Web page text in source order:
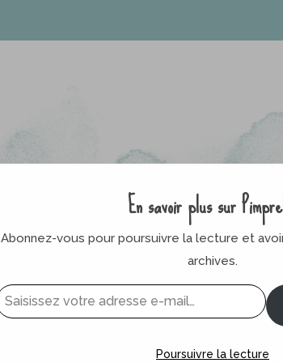
En savoir plus sur
Abonnez-vous pour poursuivre la lecture et
archives.
Poursuivre la lecture